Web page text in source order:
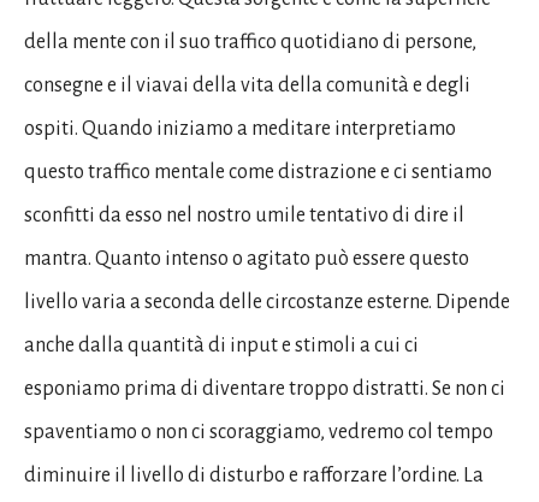
della mente con il suo traffico quotidiano di persone,
consegne e il viavai della vita della comunità e degli
ospiti. Quando iniziamo a meditare interpretiamo
questo traffico mentale come distrazione e ci sentiamo
sconfitti da esso nel nostro umile tentativo di dire il
mantra. Quanto intenso o agitato può essere questo
livello varia a seconda delle circostanze esterne. Dipende
anche dalla quantità di input e stimoli a cui ci
esponiamo prima di diventare troppo distratti. Se non ci
spaventiamo o non ci scoraggiamo, vedremo col tempo
diminuire il livello di disturbo e rafforzare l’ordine. La